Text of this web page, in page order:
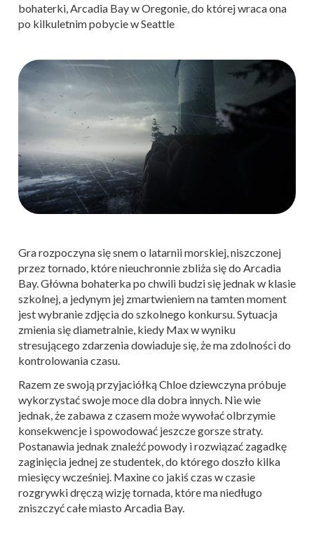
bohaterki, Arcadia Bay w Oregonie, do której wraca ona
po kilkuletnim pobycie w Seattle
Gra rozpoczyna się snem o latarnii morskiej, niszczonej
przez tornado, które nieuchronnie zbliża się do Arcadia
Bay. Główna bohaterka po chwili budzi się jednak w klasie
szkolnej, a jedynym jej zmartwieniem na tamten moment
jest wybranie zdjęcia do szkolnego konkursu. Sytuacja
zmienia się diametralnie, kiedy Max w wyniku
stresującego zdarzenia dowiaduje się, że ma zdolności do
kontrolowania czasu.
Razem ze swoją przyjaciółką Chloe dziewczyna próbuje
wykorzystać swoje moce dla dobra innych. Nie wie
jednak, że zabawa z czasem może wywołać olbrzymie
konsekwencje i spowodować jeszcze gorsze straty.
Postanawia jednak znaleźć powody i rozwiązać zagadkę
zaginięcia jednej ze studentek, do którego doszło kilka
miesięcy wcześniej. Maxine co jakiś czas w czasie
rozgrywki dręczą wizję tornada, które ma niedługo
zniszczyć całe miasto Arcadia Bay.